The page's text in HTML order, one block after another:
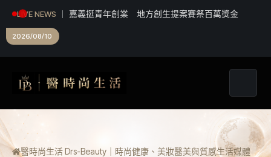
LIVE NEWS 嘉義挺青年創業 地方創生提案賽祭百萬獎金
2026/08/10
醫時尚生活 Drs-Beauty｜時尚健康、美妝醫美與質感生活媒體